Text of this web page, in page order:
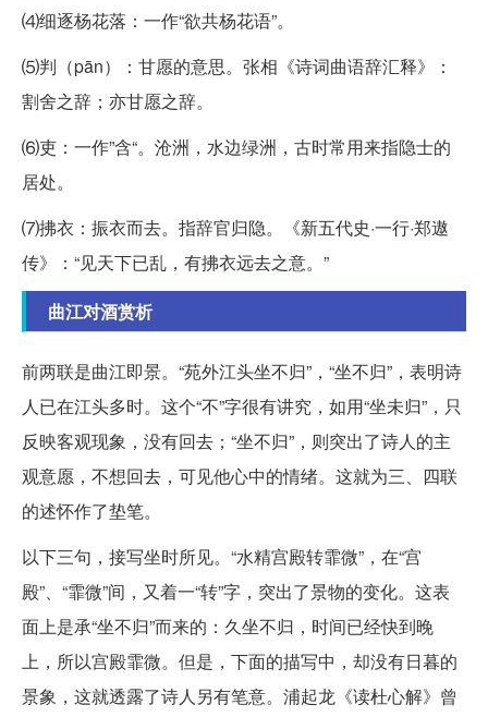
⑷细逐杨花落：一作“欲共杨花语”。
⑸判（pān）：甘愿的意思。张相《诗词曲语辞汇释》：
割舍之辞；亦甘愿之辞。
⑹吏：一作”含“。沧洲，水边绿洲，古时常用来指隐士的
居处。
⑺拂衣：振衣而去。指辞官归隐。《新五代史·一行·郑遨
传》：“见天下已乱，有拂衣远去之意。”
曲江对酒赏析
前两联是曲江即景。“苑外江头坐不归”，“坐不归”，表明诗
人已在江头多时。这个“不”字很有讲究，如用“坐未归”，只
反映客观现象，没有回去；“坐不归”，则突出了诗人的主
观意愿，不想回去，可见他心中的情绪。这就为三、四联
的述怀作了垫笔。
以下三句，接写坐时所见。“水精宫殿转霏微”，在“宫
殿”、“霏微”间，又着一“转”字，突出了景物的变化。这表
面上是承“坐不归”而来的：久坐不归，时间已经快到晚
上，所以宫殿霏微。但是，下面的描写中，却没有日暮的
景象，这就透露了诗人另有笔意。浦起龙《读杜心解》曾